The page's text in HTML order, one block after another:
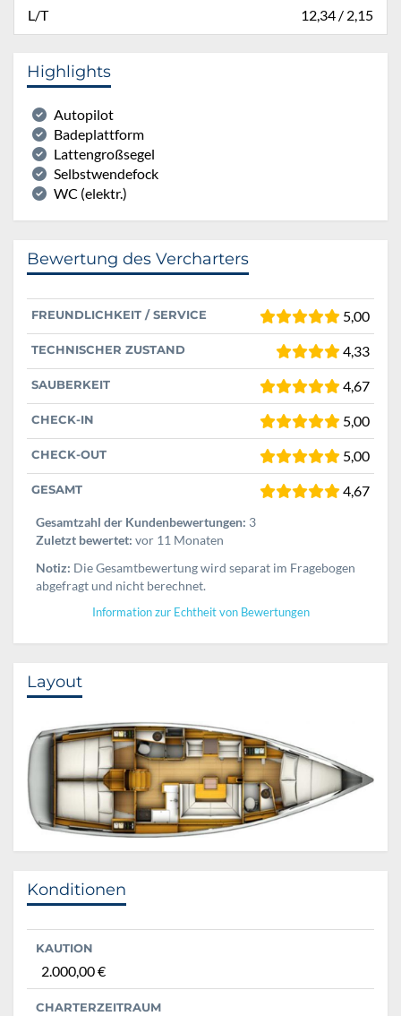
L/T 12,34 / 2,15
Highlights
Autopilot
Badeplattform
Lattengroßsegel
Selbstwendefock
WC (elektr.)
Bewertung des Vercharters
FREUNDLICHKEIT / SERVICE 5,00
TECHNISCHER ZUSTAND 4,33
SAUBERKEIT 4,67
CHECK-IN 5,00
CHECK-OUT 5,00
GESAMT 4,67
Gesamtzahl der Kundenbewertungen: 3
Zuletzt bewertet: vor 11 Monaten
Notiz: Die Gesamtbewertung wird separat im Fragebogen
abgefragt und nicht berechnet.
Information zur Echtheit von Bewertungen
Layout
Konditionen
KAUTION
2.000,00 €
CHARTERZEITRAUM